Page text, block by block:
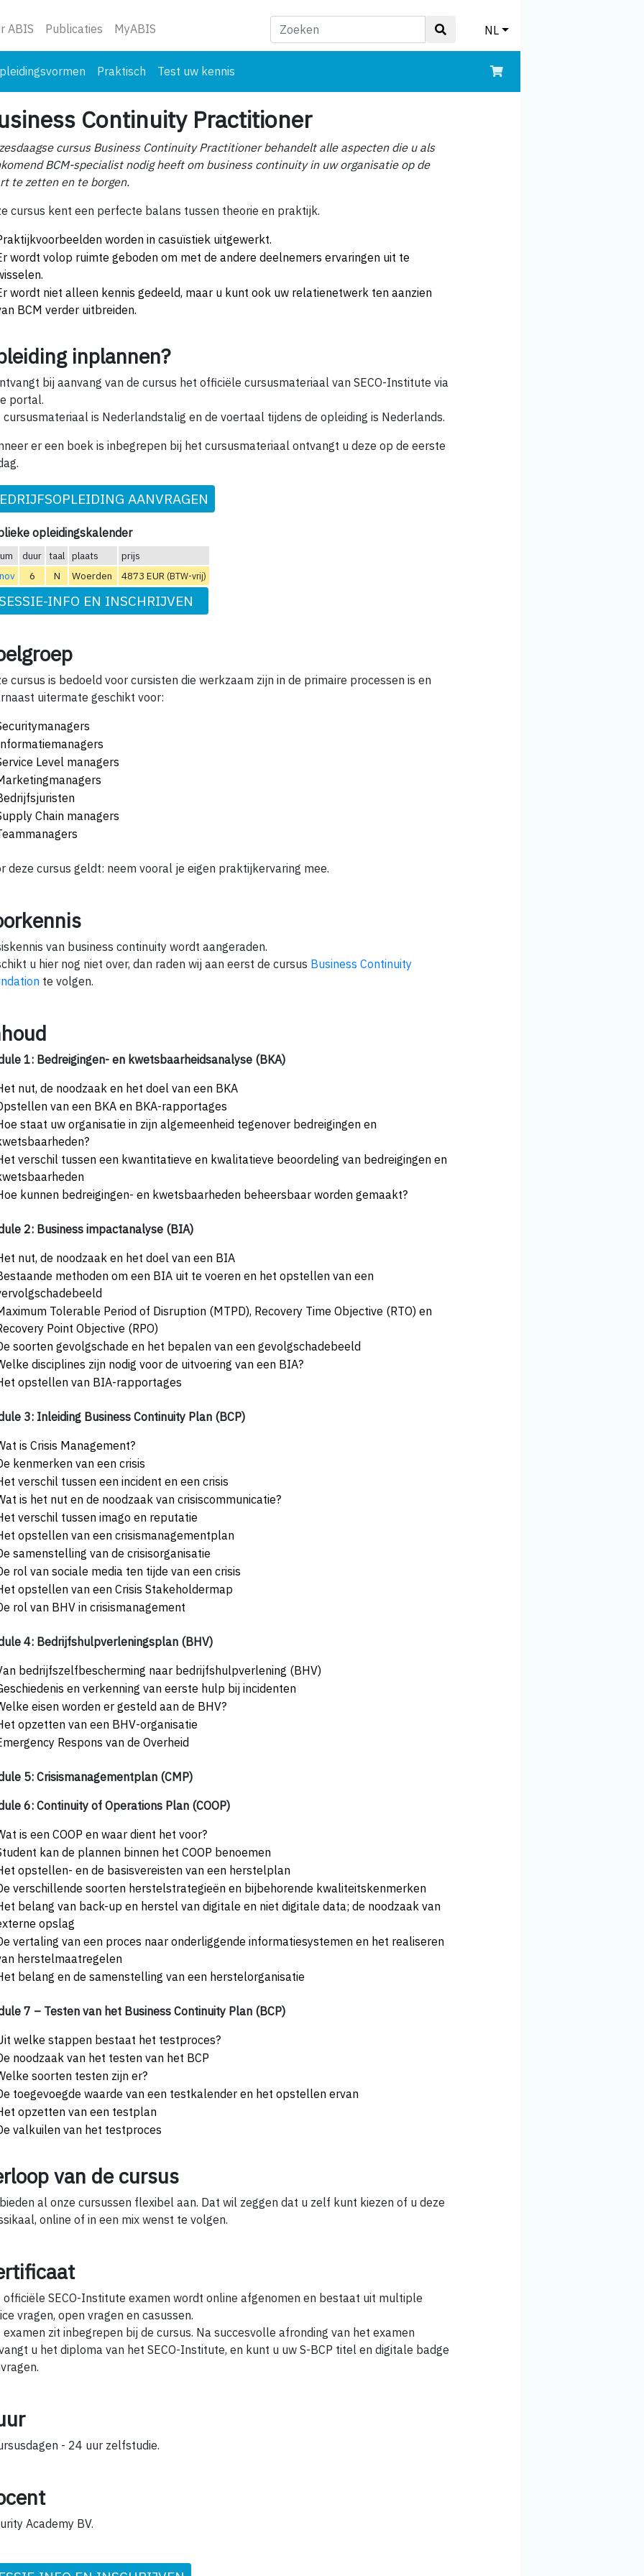
ABIS Publicaties MyABIS NL
Praktisch Test uw kennis
Continuity Practitioner
cursus Business Continuity Practitioner behandelt alle aspecten die u als
BCM-specialist nodig heeft om business continuity in uw organisatie op de
te zetten en te borgen.
cursus kent een perfecte balans tussen theorie en praktijk.
worden in casuïstiek uitgewerkt.
wordt volop ruimte geboden om met de andere deelnemers ervaringen uit te
wordt niet alleen kennis gedeeld, maar u kunt ook uw relatienetwerk ten aanzien
BCM verder uitbreiden.
inplannen?
bij aanvang van de cursus het officiële cursusmateriaal van SECO-Institute via
portal.
cursusmateriaal is Nederlandstalig en de voertaal tijdens de opleiding is Nederlands.
er een boek is inbegrepen bij het cursusmateriaal ontvangt u deze op de eerste
AANVRAGEN
opleidingskalender
duur taal plaats
prijs
6 N Woerden 4873 EUR (BTW-vrij)
INFO EN INSCHRIJVEN
cursus is bedoeld voor cursisten die werkzaam zijn in de primaire processen is en
uitermate geschikt voor:
Level managers
Chain managers
deze cursus geldt: neem vooral je eigen praktijkervaring mee.
van business continuity wordt aangeraden.
u hier nog niet over, dan raden wij aan eerst de cursus Business Continuity
te volgen.
1: Bedreigingen- en kwetsbaarheidsanalyse (BKA)
nut, de noodzaak en het doel van een BKA
van een BKA en BKA-rapportages
staat uw organisatie in zijn algemeenheid tegenover bedreigingen en
verschil tussen een kwantitatieve en kwalitatieve beoordeling van bedreigingen en
kunnen bedreigingen- en kwetsbaarheden beheersbaar worden gemaakt?
2: Business impactanalyse (BIA)
nut, de noodzaak en het doel van een BIA
methoden om een BIA uit te voeren en het opstellen van een
Tolerable Period of Disruption (MTPD), Recovery Time Objective (RTO) en
Point Objective (RPO)
soorten gevolgschade en het bepalen van een gevolgschadebeeld
disciplines zijn nodig voor de uitvoering van een BIA?
opstellen van BIA-rapportages
3: Inleiding Business Continuity Plan (BCP)
is Crisis Management?
kenmerken van een crisis
verschil tussen een incident en een crisis
is het nut en de noodzaak van crisiscommunicatie?
verschil tussen imago en reputatie
opstellen van een crisismanagementplan
samenstelling van de crisisorganisatie
rol van sociale media ten tijde van een crisis
opstellen van een Crisis Stakeholdermap
rol van BHV in crisismanagement
4: Bedrijfshulpverleningsplan (BHV)
bedrijfszelfbescherming naar bedrijfshulpverlening (BHV)
en verkenning van eerste hulp bij incidenten
eisen worden er gesteld aan de BHV?
opzetten van een BHV-organisatie
Respons van de Overheid
5: Crisismanagementplan (CMP)
6: Continuity of Operations Plan (COOP)
is een COOP en waar dient het voor?
kan de plannen binnen het COOP benoemen
opstellen- en de basisvereisten van een herstelplan
verschillende soorten herstelstrategieën en bijbehorende kwaliteitskenmerken
belang van back-up en herstel van digitale en niet digitale data; de noodzaak van
opslag
vertaling van een proces naar onderliggende informatiesystemen en het realiseren
herstelmaatregelen
belang en de samenstelling van een herstelorganisatie
7 – Testen van het Business Continuity Plan (BCP)
welke stappen bestaat het testproces?
noodzaak van het testen van het BCP
soorten testen zijn er?
toegevoegde waarde van een testkalender en het opstellen ervan
opzetten van een testplan
valkuilen van het testproces
van de cursus
al onze cursussen flexibel aan. Dat wil zeggen dat u zelf kunt kiezen of u deze
online of in een mix wenst te volgen.
officiële SECO-Institute examen wordt online afgenomen en bestaat uit multiple
vragen, open vragen en casussen.
examen zit inbegrepen bij de cursus. Na succesvolle afronding van het examen
u het diploma van het SECO-Institute, en kunt u uw S-BCP titel en digitale badge
- 24 uur zelfstudie.
Academy BV.